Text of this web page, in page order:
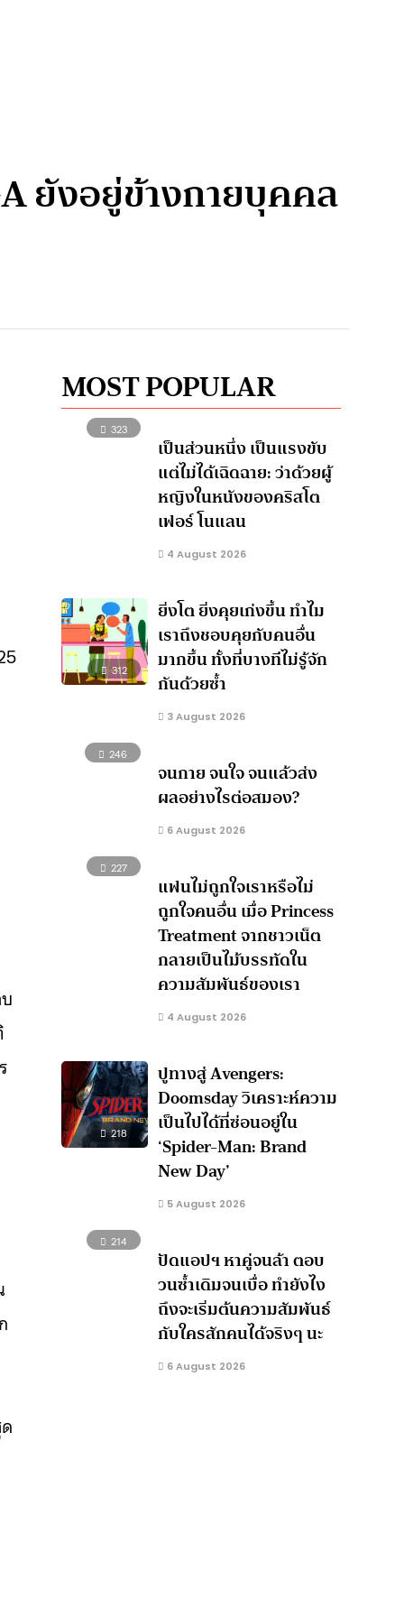
ยังอยู่ข้างกายบุคคล
MOST POPULAR
323
เป็นส่วนหนึ่ง เป็นแรงขับ
แต่ไม่ได้เฉิดฉาย: ว่าด้วยผู้
หญิงในหนังของคริสโต
เฟอร์ โนแลน
4 August 2026
312
ยิ่งโต ยิ่งคุยเก่งขึ้น ทำไม
เราถึงชอบคุยกับคนอื่น
มากขึ้น ทั้งที่บางทีไม่รู้จัก
กันด้วยซ้ำ
3 August 2026
246
จนกาย จนใจ จนแล้วส่ง
ผลอย่างไรต่อสมอง?
6 August 2026
227
แฟนไม่ถูกใจเราหรือไม่
ถูกใจคนอื่น เมื่อ Princess
Treatment จากชาวเน็ต
กลายเป็นไม้บรรทัดใน
ความสัมพันธ์ของเรา
4 August 2026
218
ปูทางสู่ Avengers:
Doomsday วิเคราะห์ความ
เป็นไปได้ที่ซ่อนอยู่ใน
‘Spider-Man: Brand
New Day’
5 August 2026
214
ปัดแอปฯ หาคู่จนล้า ตอบ
วนซ้ำเดิมจนเบื่อ ทำยังไง
ถึงจะเริ่มต้นความสัมพันธ์
กับใครสักคนได้จริงๆ นะ
6 August 2026